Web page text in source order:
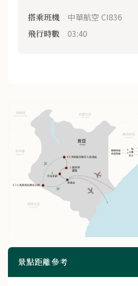
搭乘班機 中華航空 CI836
飛行時數 03:40
景點距離參考